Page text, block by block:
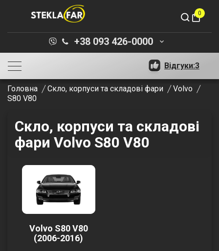
shopping_bag
0
+38 093 426-0000 keyboard_arrow_down
Відгуки:3
Головна Скло, корпуси та складові фари
Volvo
S80 V80
Скло, корпуси та складові
фари Volvo S80 V80
Volvo S80 V80
(2006-2016)